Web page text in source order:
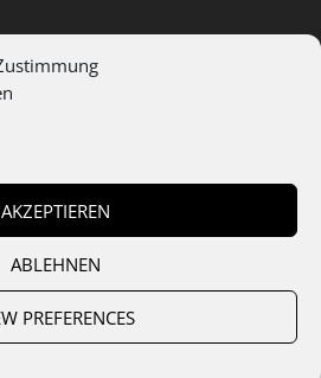
AKZEPTIEREN
ABLEHNEN
PREFERENCES
Cookies Datenschutz